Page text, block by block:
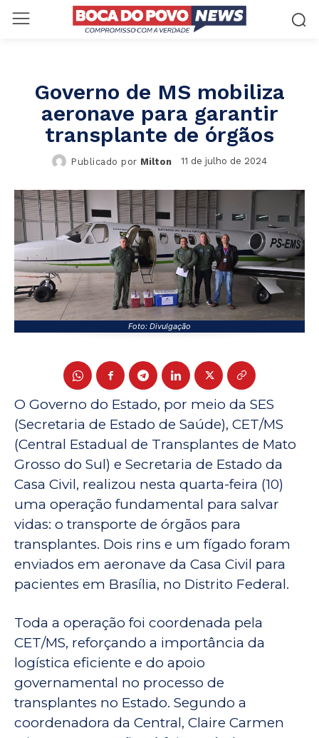
Governo de MS mobiliza
aeronave para garantir
transplante de órgãos
Publicado por Milton 11 de julho de 2024
Foto: Divulgação
O Governo do Estado, por meio da SES
(Secretaria de Estado de Saúde), CET/MS
(Central Estadual de Transplantes de Mato
Grosso do Sul) e Secretaria de Estado da
Casa Civil, realizou nesta quarta-feira (10)
uma operação fundamental para salvar
vidas: o transporte de órgãos para
transplantes. Dois rins e um fígado foram
enviados em aeronave da Casa Civil para
pacientes em Brasília, no Distrito Federal.
Toda a operação foi coordenada pela
CET/MS, reforçando a importância da
logística eficiente e do apoio
governamental no processo de
transplantes no Estado. Segundo a
coordenadora da Central, Claire Carmen